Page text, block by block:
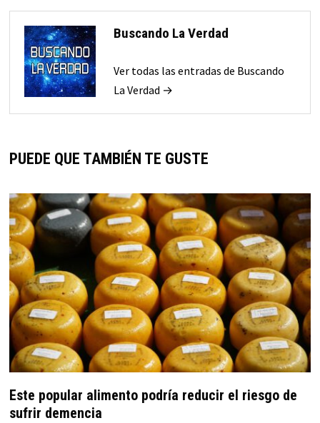
Buscando La Verdad
Ver todas las entradas de Buscando
La Verdad →
PUEDE QUE TAMBIÉN TE GUSTE
Este popular alimento podría reducir el riesgo de
sufrir demencia